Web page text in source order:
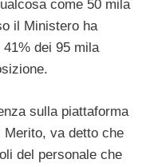
come 50 mila
il Ministero ha
dei 95 mila
sulla piattaforma
Merito, va detto che
del personale che